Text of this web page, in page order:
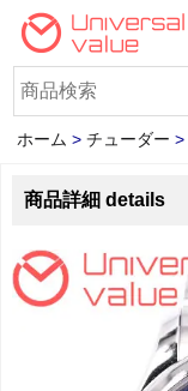
ホーム > チューダー >
商品詳細 details